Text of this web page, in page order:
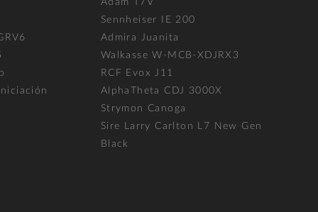
Adam T7V
Sennheiser IE 200
Admira Juanita
Walkasse W-MCB-XDJRX3
RCF Evox J11
AlphaTheta CDJ 3000X
Strymon Canoga
Sire Larry Carlton L7 New Gen
Black